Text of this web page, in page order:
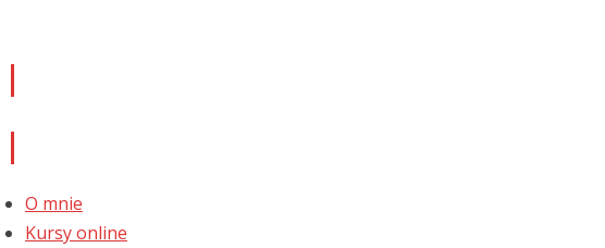
O mnie
Kursy online